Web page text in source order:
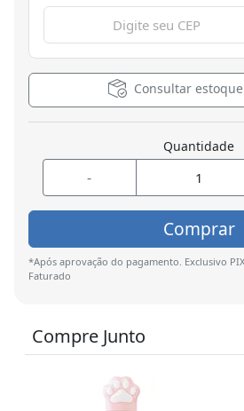
Consultar
Quantidade
-
Comprar
*Após aprovação do pagamento. Exclusivo
Faturado
Compre Junto